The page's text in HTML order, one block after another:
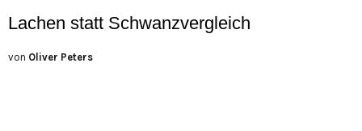
Lachen statt Schwanzvergleich
von Oliver Peters